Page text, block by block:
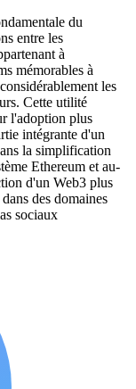
du
entre les
à
mémorables à
les
Cette utilité
l'adoption plus
intégrante d'un
la simplification
Ethereum et au-
d'un Web3 plus
des domaines
sociaux